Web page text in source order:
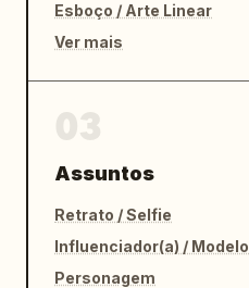
Esboço / Arte Linear
Ver mais
Assuntos
Retrato / Selfie
Influenciador(a) / Modelo
Personagem